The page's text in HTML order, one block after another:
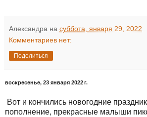
Александра на суббота, января 29, 2022
Комментариев нет:
Поделиться
воскресенье, 23 января 2022 г.
Вот и кончились новогодние
пополнение, прекрасные малыши